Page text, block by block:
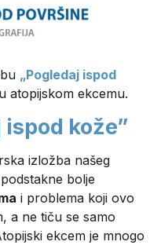
„Pogledaj ispod
atopijskom ekcemu.
kože”
izložba našeg
bolje
i problema koji ovo
a ne tiču se samo
ekcem je mnogo